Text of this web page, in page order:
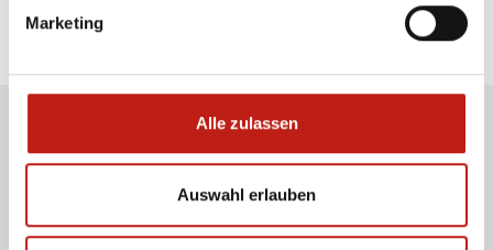
Marketing
Alle zulassen
Auswahl erlauben